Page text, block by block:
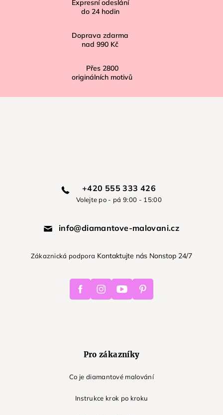
Expresní odeslání
do 24 hodin
Doprava zdarma
nad 990 Kč
Přes 2800
originálních motivů
+420 555 333 426
Volejte po - pá 9:00 - 15:00
info@diamantove-malovani.cz
Zákaznická podpora Kontaktujte nás Nonstop 24/7
FacebookInstagramYoutube Pinterest
Pro zákazníky
Co je diamantové malování
Instrukce krok po kroku